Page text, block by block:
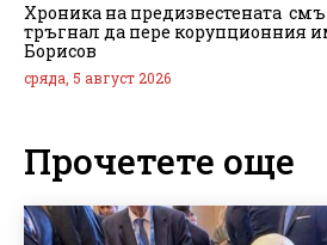
Хроника на предизвестената
тръгнал да пере корупционния
Борисов
сряда, 5 август 2026
Прочетете още